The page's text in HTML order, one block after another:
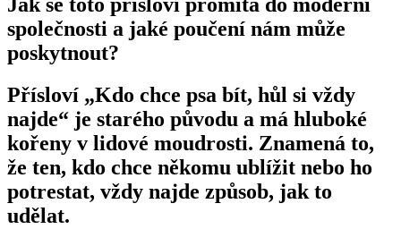
Jak se toto přísloví promítá do moderní
společnosti a jaké poučení nám může
poskytnout?
Přísloví „Kdo chce psa bít, hůl si vždy
najde“ je starého původu a má hluboké
kořeny v lidové moudrosti. Znamená to,
že ten, kdo chce někomu ublížit nebo ho
potrestat, vždy najde způsob, jak to
udělat.